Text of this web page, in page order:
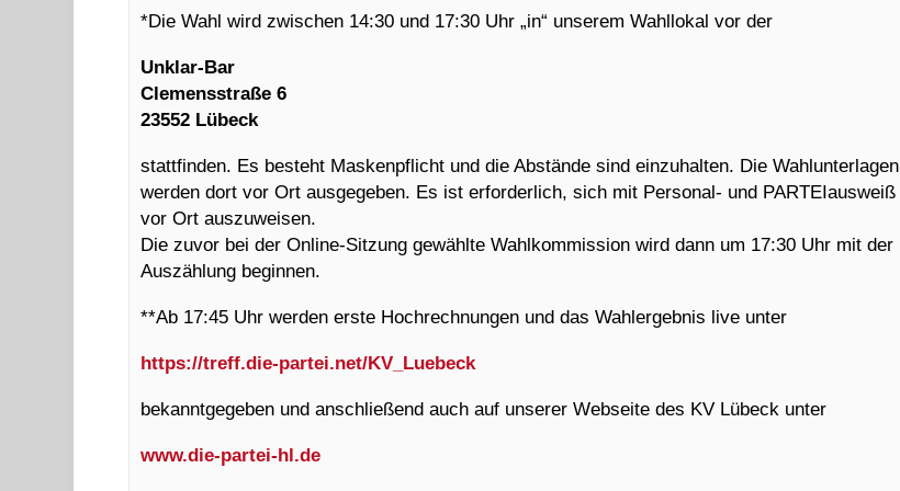
*Die Wahl wird zwischen 14:30 und 17:30 Uhr „in“ unserem Wahllokal vor der
Unklar-Bar
Clemensstraße 6
23552 Lübeck
stattfinden. Es besteht Maskenpflicht und die Abstände sind einzuhalten. Die Wahlunterlagen
werden dort vor Ort ausgegeben. Es ist erforderlich, sich mit Personal- und PARTEIausweiß
vor Ort auszuweisen.
Die zuvor bei der Online-Sitzung gewählte Wahlkommission wird dann um 17:30 Uhr mit der
Auszählung beginnen.
**Ab 17:45 Uhr werden erste Hochrechnungen und das Wahlergebnis live unter
https://treff.die-partei.net/KV_Luebeck
bekanntgegeben und anschließend auch auf unserer Webseite des KV Lübeck unter
www.die-partei-hl.de